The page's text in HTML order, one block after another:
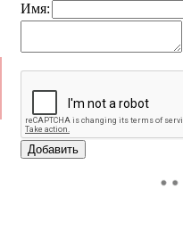
Имя: